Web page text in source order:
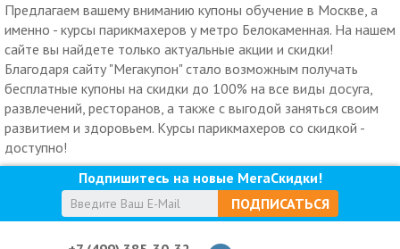
Предлагаем вашему вниманию купоны обучение в Москве, а
именно - курсы парикмахеров у метро Белокаменная. На нашем
сайте вы найдете только актуальные акции и скидки!
Благодаря сайту "Мегакупон" стало возможным получать
бесплатные купоны на скидки до 100% на все виды досуга,
развлечений, ресторанов, а также с выгодой заняться своим
развитием и здоровьем. Курсы парикмахеров со скидкой -
доступно!
Подпишитесь на новые МегаСкидки!
ПОДПИСАТЬСЯ